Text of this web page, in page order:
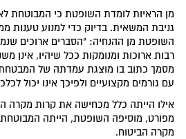
מן הראיות לומדת השופטת כי המבוטחת
גניבת המשאית. בדיוק כדי למנוע טענות
השופטת מן ההנחיה: "הסברים ארוכים
רבות ארוכות ומנומקות ככל שיהיו, אינן
מסמך כתוב בו מוצגת עמדתה של המבטחת
עם גורמים מקצועיים ולפיכך אינו יכול
אילו הייתה כלל מכחישה את קרות מקרה
מפורט, מוסיפה השופטת, הייתה
מקרה הביטוח.